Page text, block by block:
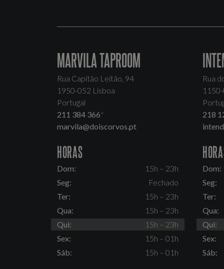
MARVILA TAPROOM
Rua Capitão Leitão, 94
1950-052 Lisboa
Portugal
211 384 366*
marvila@doiscorvos.pt
HORAS
Dom:
15h – 23h
Seg:
Fechado
Ter:
15h – 23h
Qua:
15h – 23h
Qui:
15h – 23h
Sex:
15h – 01h
Sáb:
15h – 01h
Rua
218
Dom:
Seg:
Ter:
Qua:
Qui:
Sex:
Sáb: